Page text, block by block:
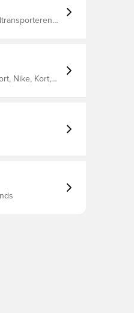
Nike, Kort,